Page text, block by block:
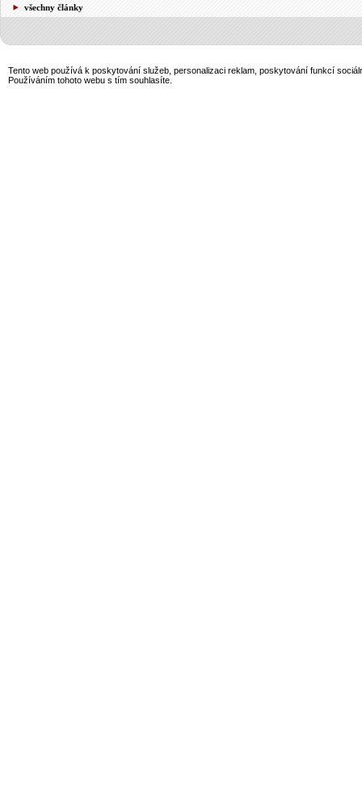
všechny články
Tento web používá k poskytování služeb, personalizaci reklam, poskytování funkcí
Používáním tohoto webu s tím souhlasíte.